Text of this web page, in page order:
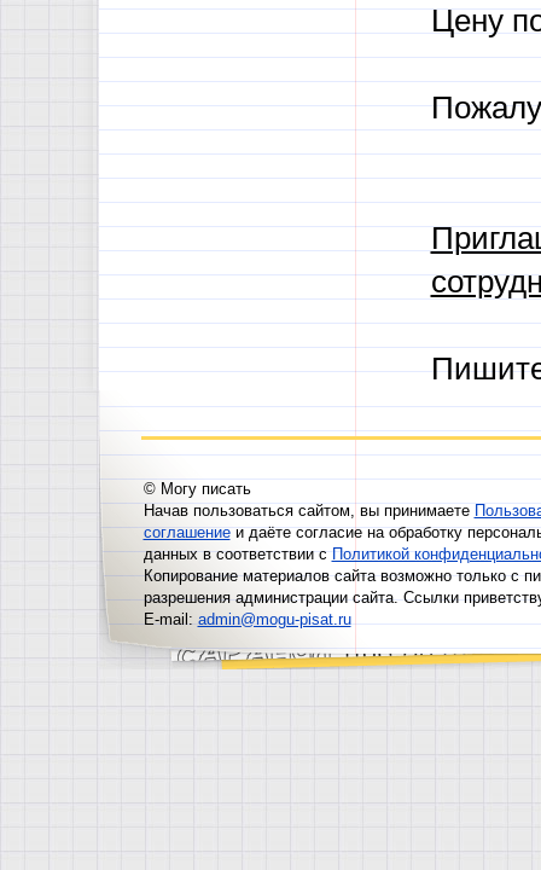
Цену
© Могу писать
Начав пользоваться сайтом, вы принимаете
соглашениеи даёте согласие на обработку
данных в соответствии сПолитикой
Копирование материалов сайта возможно только с
разрешения администрации сайта. Ссылки
E-mail:admin@mogu-pisat.ru